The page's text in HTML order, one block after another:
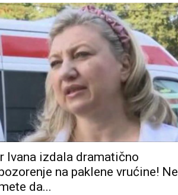
Ivana izdala dramatično
na paklene vrućine! Ne
da...